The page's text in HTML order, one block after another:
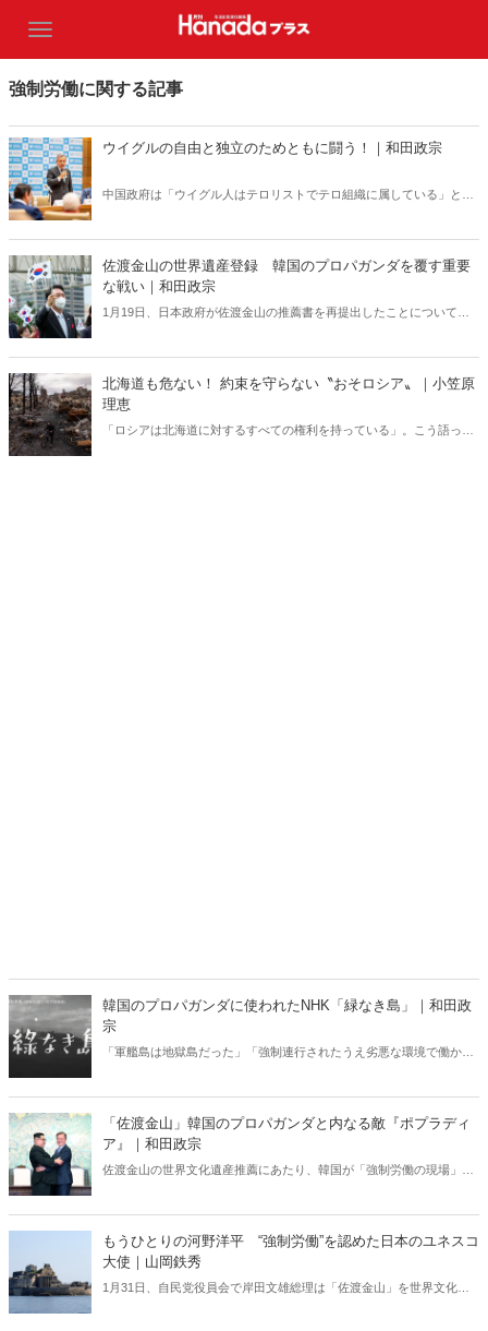
強制労働に関する記事
ウイグルの自由と独立のためともに闘う！｜和田政宗
中国政府は「ウイグル人はテロリストでテロ組織に属している」とい
ルは日本ウイグル協会Xより）
佐渡金山の世界遺産登録 韓国のプロパガンダを覆す重要
な戦い｜和田政宗
1月19日、日本政府が佐渡金山の推薦書を再提出したことについて、
韓国などのプロパガンダがユネスコに受け入れられることは絶対にあ
ってはならない！
北海道も危ない！ 約束を守らない〝おそロシア〟｜小笠原
理恵
「ロシアは北海道に対するすべての権利を持っている」。こう語った
韓国のプロパガンダに使われたNHK「緑なき島」｜和田政
宗
「軍艦島は地獄島だった」「強制連行されたうえ劣悪な環境で働かさ
捏造疑惑について国会で何度も質問をしたが、NHKはいまだにはぐら
かし続けている――。
「佐渡金山」韓国のプロパガンダと内なる敵『ポプラディ
ア』｜和田政宗
佐渡金山の世界文化遺産推薦にあたり、韓国が「強制労働の現場」な
も、韓国のプロパガンダを助長する勢力がいる――。嘘を流布する
「内なる敵」を告発！
もうひとりの河野洋平 “強制労働”を認めた日本のユネスコ
大使｜山岡鉄秀
1月31日、自民党役員会で岸田文雄総理は「佐渡金山」を世界文化遺